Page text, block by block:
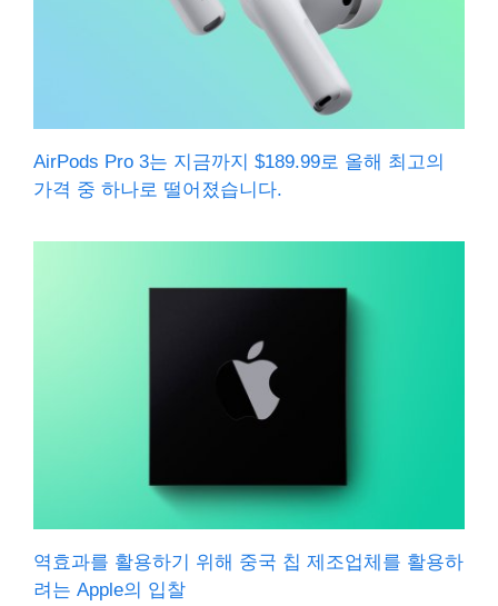
AirPods Pro 3는 지금까지 $189.99로 올해 최고의
가격 중 하나로 떨어졌습니다.
역효과를 활용하기 위해 중국 칩 제조업체를 활용하
려는 Apple의 입찰